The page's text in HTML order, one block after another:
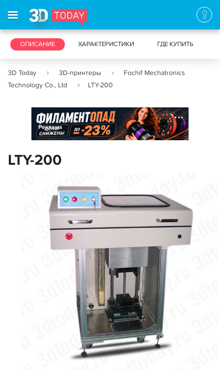
3D-ПРИНТЕРЫ 3D-СКАНЕРЫ
ОПИСАНИЕ ХАРАКТЕРИСТИКИ ГДЕ КУПИТЬ
3D Today 3D-принтеры
Fochif Mechatronics
Technology Co., Ltd
LTY-200
Реклама
LTY-200